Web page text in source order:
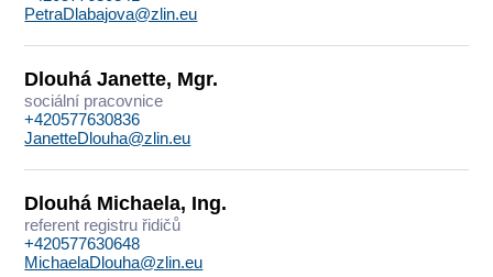
PetraDlabajova@zlin.eu
Dlouhá Janette, Mgr.
sociální pracovnice
+420577630836
JanetteDlouha@zlin.eu
Dlouhá Michaela, Ing.
referent registru řidičů
+420577630648
MichaelaDlouha@zlin.eu